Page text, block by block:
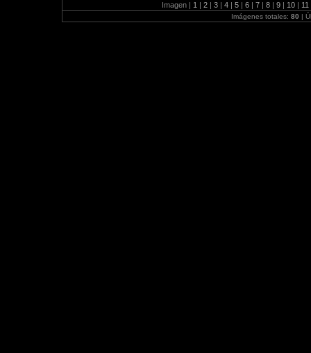
Imagen | 1 | 2 | 3 | 4 | 5 | 6 | 7 | 8 | 9 | 10 | 11
Imágenes totales: 80 |